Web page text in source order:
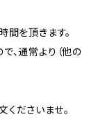
を頂きます。
、通常より（他の
ださいませ。